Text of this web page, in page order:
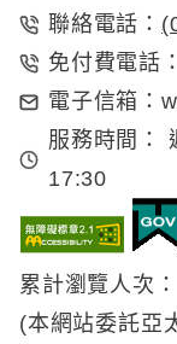
聯絡電話：
免付費電話：
電子信箱：
服務時間：
17:30
累計瀏覽人次
(本網站委託亞